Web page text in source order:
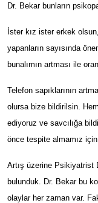
Dr. Bekar bunların
İster kız ister erkek
yapanların sayısında
bunalımın artması ile
Telefon sapıklarının
olursa bize bildirilsin.
ediyoruz ve savcılığa
önce tespite almamız
Artış üzerine Psikiyatrist
bulunduk. Dr. Bekar bu
olaylar her zaman var.